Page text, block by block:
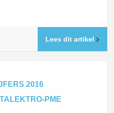
Lees dit artikel
2016
PME